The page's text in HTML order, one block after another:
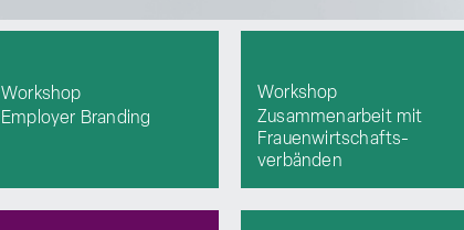
Workshop
Employer Branding
Workshop
Zusammenarbeit mit
Frauenwirtschafts-
verbänden